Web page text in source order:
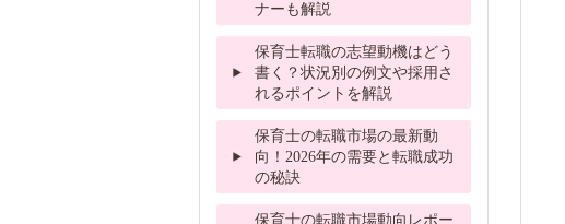
ナーも解説
保育士転職の志望動機はどう
書く？状況別の例文や採用さ
れるポイントを解説
保育士の転職市場の最新動
向！2026年の需要と転職成功
の秘訣
保育士の転職市場動向レポー